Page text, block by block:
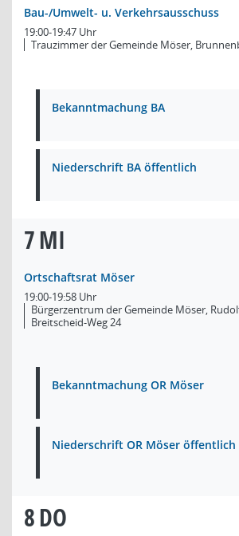
Bau-/Umwelt- u. Verkehrsausschuss
19:00-19:47 Uhr
Trauzimmer der Gemeinde Möser,
Bekanntmachung BA
Niederschrift BA öffentlich
7MI
Ortschaftsrat Möser
19:00-19:58 Uhr
Bürgerzentrum der Gemeinde Möser,
Breitscheid-Weg 24
Bekanntmachung OR Möser
Niederschrift OR Möser öffentlich
8DO